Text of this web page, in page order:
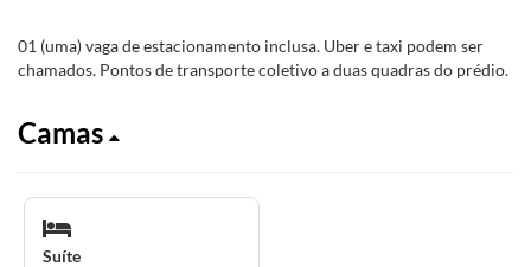
01 (uma) vaga de estacionamento inclusa. Uber e taxi podem ser
chamados. Pontos de transporte coletivo a duas quadras do prédio.
Camas
Suíte